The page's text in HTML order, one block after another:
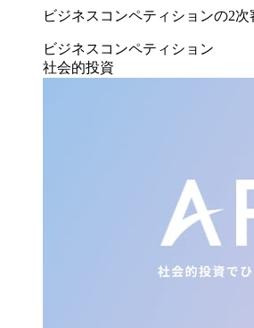
ビジネスコンペティションの2次
ビジネスコンペティション
社会的投資